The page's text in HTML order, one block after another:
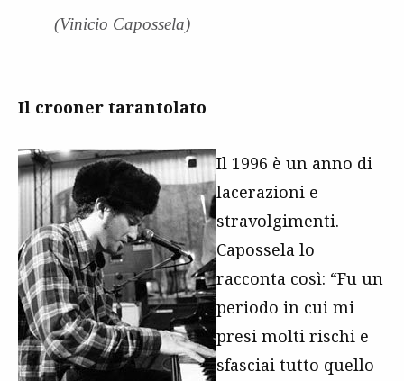
(Vinicio Capossela)
Il crooner tarantolato
Il 1996 è un anno di
lacerazioni e
stravolgimenti.
Capossela lo
racconta così: “Fu un
periodo in cui mi
presi molti rischi e
sfasciai tutto quello